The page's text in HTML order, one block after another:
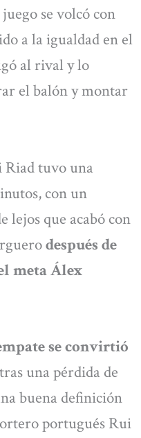
se volcó con
a la igualdad en el
al rival y lo
el balón y montar
tuvo una
con un
lejos que acabó con
después de
meta Álex
se convirtió
una pérdida de
buena definición
portugués Rui